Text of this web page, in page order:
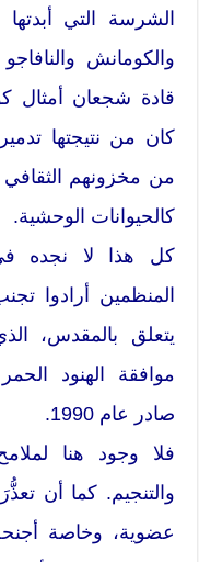
الشرسة التي أبدتها
والكومانش
قادة شجعان أمثال
كان من نتيجتها
من مخزونهم
كالحيوانات الوحشية.
كل هذا لا نجده
المنظمين أرادوا
يتعلق بالمقدس،
موافقة الهنود
صادر عام 1990.
فلا وجود هنا
والتنجيم. كما أن
عضوية، وخاصة